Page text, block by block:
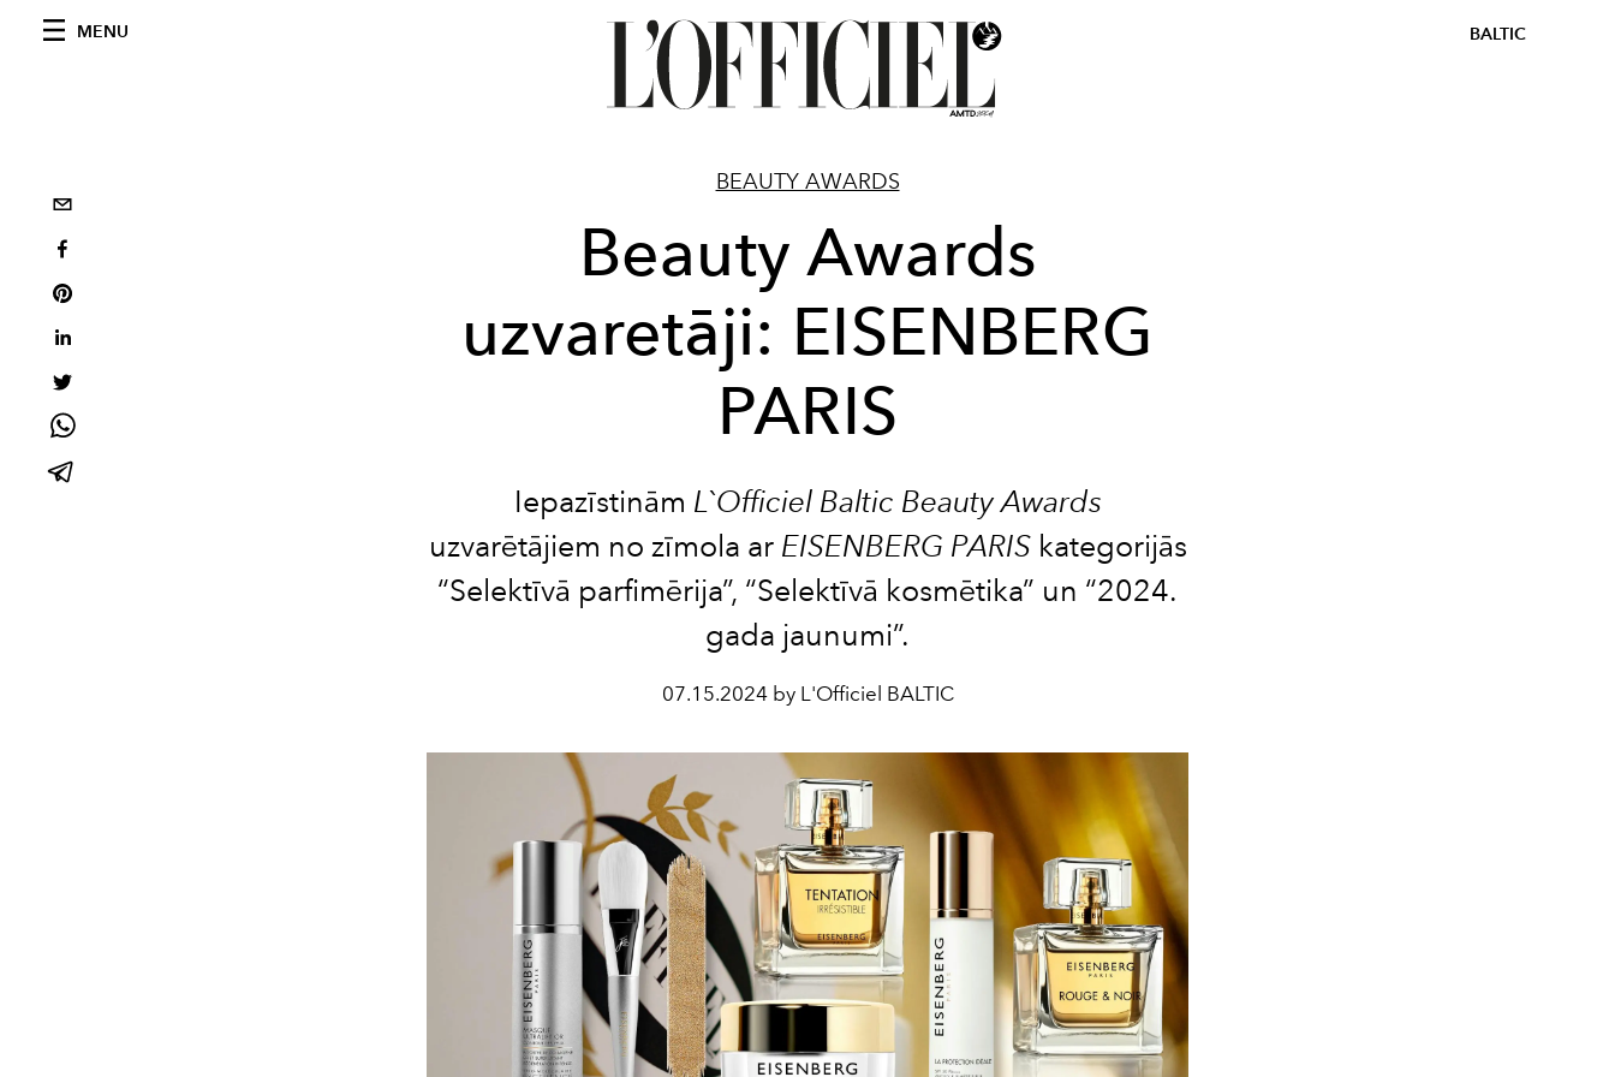
MENU BALTIC
BEAUTY AWARDS
Beauty Awards
uzvaretāji: EISENBERG
PARIS
Iepazīstinām L`Officiel Baltic Beauty Awards
uzvarētājiem no zīmola ar EISENBERG PARISkategorijās
“Selektīvā parfimērija”, “Selektīvā kosmētika” un “2024.
gada jaunumi”.
07.15.2024 by L'Officiel BALTIC